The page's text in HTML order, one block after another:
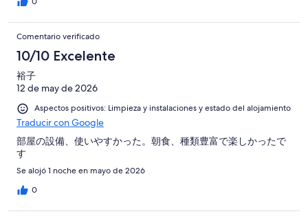
Comentario verificado
10/10 Excelente
裕子
12 de may de 2026
Aspectos positivos: Limpieza y instalaciones y estado del alojamiento
Traducir con Google
部屋の設備、使いやすかった。朝食、種類豊富で楽しかったで
す
Se alojó 1 noche en mayo de 2026
0